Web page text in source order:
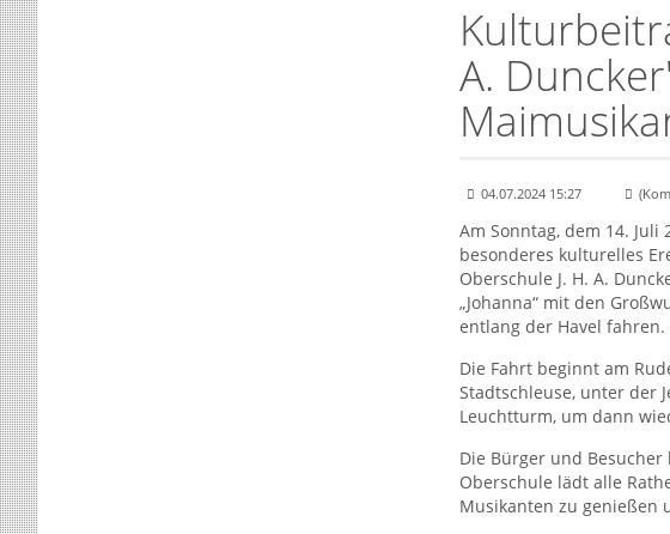
A.
04.07.2024 15:27
Am Sonntag, dem 14. Juli
besonderes kulturelles
Oberschule J. H. A.
„Johanna“ mit den
entlang der Havel fahren.
Die Fahrt beginnt am
Stadtschleuse, unter der
Leuchtturm, um dann
Die Bürger und
Oberschule lädt alle
Musikanten zu genießen